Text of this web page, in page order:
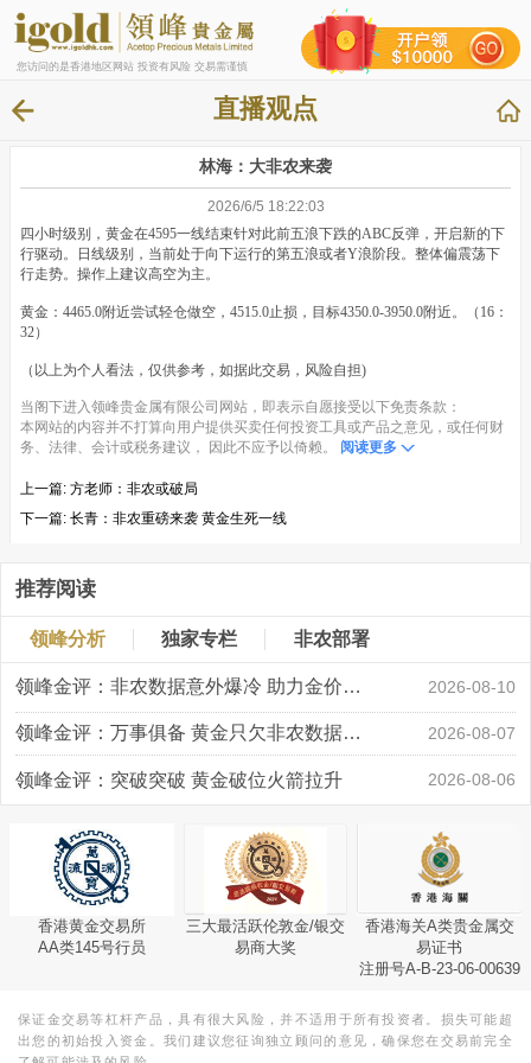
您访问的是香港地区网站 投资有风险 交易需谨慎
直播观点
林海：大非农来袭
2026/6/5 18:22:03
四小时级别，黄金在4595一线结束针对此前五浪下跌的ABC反弹，开启新的下
行驱动。日线级别，当前处于向下运行的第五浪或者Y浪阶段。整体偏震荡下
行走势。操作上建议高空为主。
黄金：4465.0附近尝试轻仓做空，4515.0止损，目标4350.0-3950.0附近。（16：
32）
（以上为个人看法，仅供参考，如据此交易，风险自担)
当阁下进入领峰贵金属有限公司网站，即表示自愿接受以下免责条款：
本网站的内容并不打算向用户提供买卖任何投资工具或产品之意见，或任何财
务、法律、会计或税务建议， 因此不应予以倚赖。
阅读更多
上一篇: 方老师：非农或破局
下一篇: 长青：非农重磅来袭 黄金生死一线
推荐阅读
领峰分析 独家专栏 非农部署
领峰金评：非农数据意外爆冷 助力金价大涨创新高 2026-08-10
领峰金评：万事俱备 黄金只欠非农数据“东风” 2026-08-07
领峰金评：突破突破 黄金破位火箭拉升 2026-08-06
香港黄金交易所
AA类145号行员
三大最活跃伦敦金/银交
易商大奖
香港海关A类贵金属交
易证书
注册号A-B-23-06-00639
保证金交易等杠杆产品，具有很大风险，并不适用于所有投资者。损失可能超
出您的初始投入资金。我们建议您征询独立顾问的意见，确保您在交易前完全